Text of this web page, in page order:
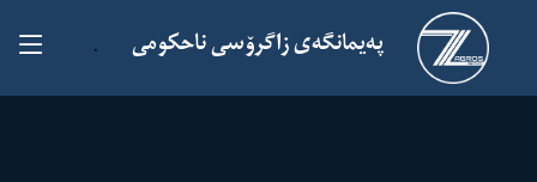
پەیمانگەی زاگرۆسی ناحکومی .